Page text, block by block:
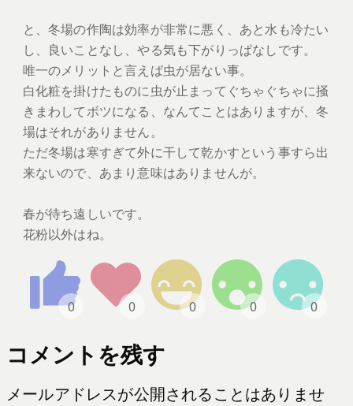
と、冬場の作陶は効率が非常に悪く、あと水も冷たい
し、良いことなし、やる気も下がりっぱなしです。
唯一のメリットと言えば虫が居ない事。
白化粧を掛けたものに虫が止まってぐちゃぐちゃに掻
きまわしてボツになる、なんてことはありますが、冬
場はそれがありません。
ただ冬場は寒すぎて外に干して乾かすという事すら出
来ないので、あまり意味はありませんが。
春が待ち遠しいです。
花粉以外はね。
コメントを残す
メールアドレスが公開されることはありませ